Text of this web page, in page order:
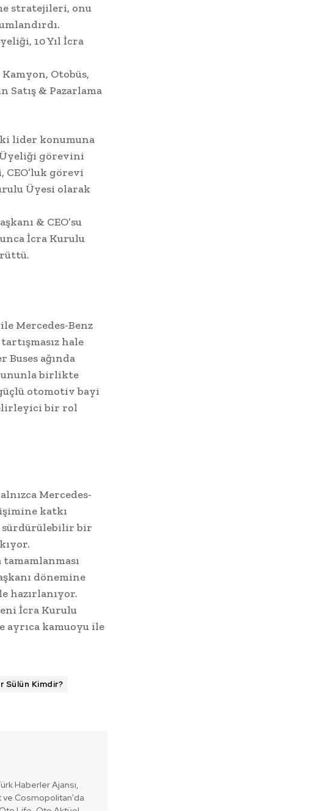
stratejileri, onu
10 Yıl İcra
Kamyon, Otobüs,
& Pazarlama
lider konumuna
Üyeliği görevini
CEO’luk görevi
Üyesi olarak
& CEO’su
İcra Kurulu
Mercedes-Benz
hale
ağında
birlikte
otomotiv bayi
bir rol
Mercedes-
katkı
sürdürülebilir bir
dönemine
hazırlanıyor.
İcra Kurulu
ayrıca kamuoyu ile
Sülün Kimdir?
Haberler Ajansı,
ve Cosmopolitan'da